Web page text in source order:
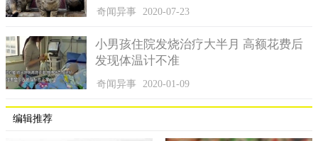
据新莱昂州负责公园和野生动植物的吉列尔莫·埃雷拉
（Guillermo Herrera）长官介绍，饲养引进物种的主人一定要有能
养、护理以及饮食等方面的专业水平。他还表示，依据当地的法
奇闻异事 2020-07-23
小男孩住院发烧治疗大半月 高额花费后
发现体温计不准
奇闻异事 2020-01-09
编辑推荐